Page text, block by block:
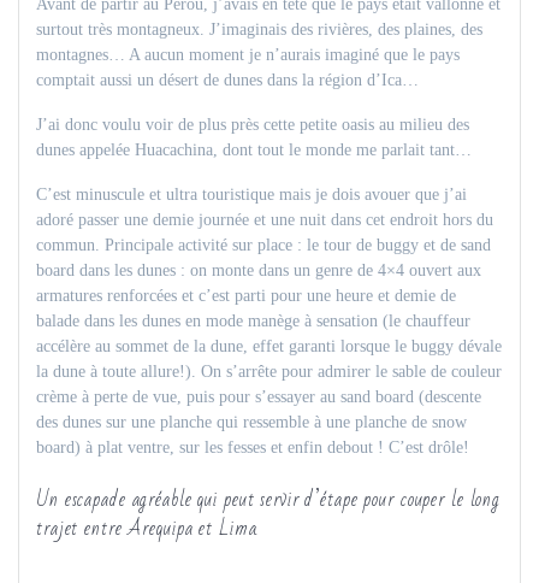
Avant de partir au Pérou, j’avais en tête que le pays était vallonné et
surtout très montagneux. J’imaginais des rivières, des plaines, des
montagnes… A aucun moment je n’aurais imaginé que le pays
comptait aussi un désert de dunes dans la région d’Ica…
J’ai donc voulu voir de plus près cette petite oasis au milieu des
dunes appelée Huacachina, dont tout le monde me parlait tant…
C’est minuscule et ultra touristique mais je dois avouer que j’ai
adoré passer une demie journée et une nuit dans cet endroit hors du
commun. Principale activité sur place : le tour de buggy et de sand
board dans les dunes : on monte dans un genre de 4×4 ouvert aux
armatures renforcées et c’est parti pour une heure et demie de
balade dans les dunes en mode manège à sensation (le chauffeur
accélère au sommet de la dune, effet garanti lorsque le buggy dévale
la dune à toute allure!). On s’arrête pour admirer le sable de couleur
crème à perte de vue, puis pour s’essayer au sand board (descente
des dunes sur une planche qui ressemble à une planche de snow
board) à plat ventre, sur les fesses et enfin debout ! C’est drôle!
Un escapade agréable qui peut servir d’étape pour couper le long
trajet entre Arequipa et Lima.